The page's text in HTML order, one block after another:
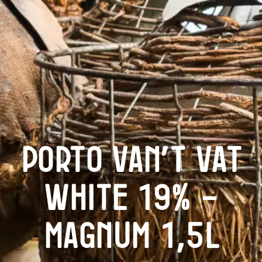
Porto Van’t Vat
White 19% –
Magnum 1,5L